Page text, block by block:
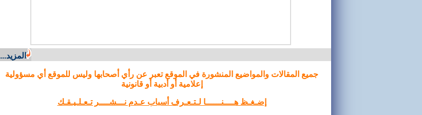
المزيد...
جميع المقالات والمواضيع المنشورة في الموقع تعبر عن رأي أصحابها وليس للموقع أي مسؤولية
إعلامية أو أدبية أو قانونية
إضـغـظ هــــنــــــا لـتـعـرف أسباب عـدم نـــشــــر تـعـلـيـقـك